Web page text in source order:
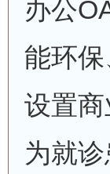
办公
能环保
设置
为就